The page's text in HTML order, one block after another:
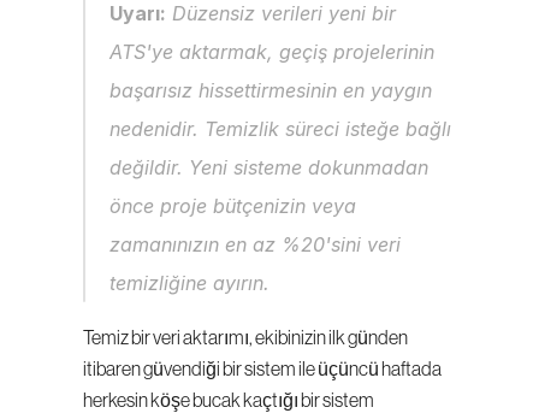
Uyarı: Düzensiz verileri yeni bir
ATS'ye aktarmak, geçiş projelerinin
başarısız hissettirmesinin en yaygın
nedenidir. Temizlik süreci isteğe bağlı
değildir. Yeni sisteme dokunmadan
önce proje bütçenizin veya
zamanınızın en az %20'sini veri
temizliğine ayırın.
Temiz bir veri aktarımı, ekibinizin ilk günden
itibaren güvendiği bir sistem ile üçüncü haftada
herkesin köşe bucak kaçtığı bir sistem